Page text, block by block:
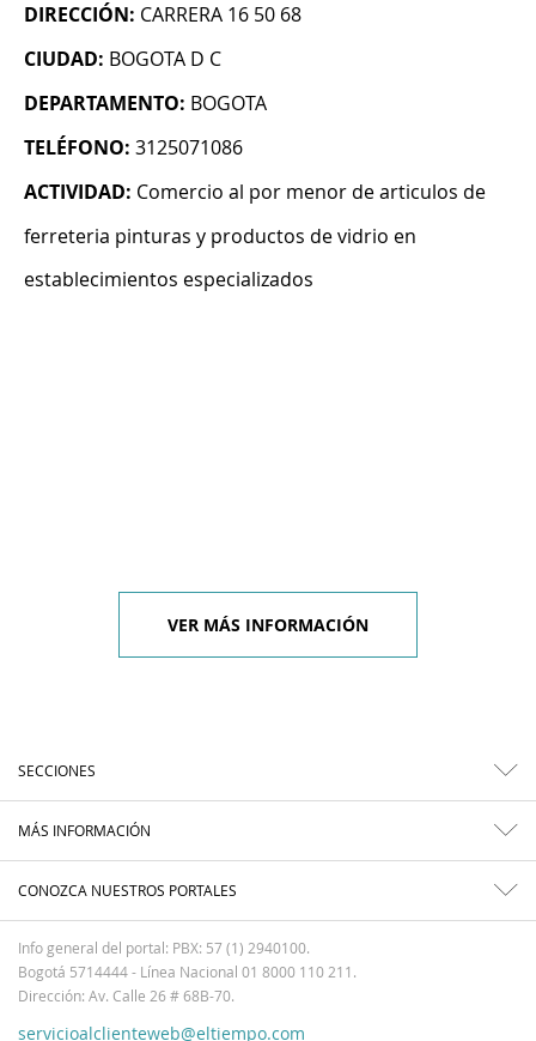
DIRECCIÓN: CARRERA 16 50 68
CIUDAD: BOGOTA D C
DEPARTAMENTO: BOGOTA
TELÉFONO: 3125071086
ACTIVIDAD: Comercio al por menor de articulos de
ferreteria pinturas y productos de vidrio en
establecimientos especializados
VER MÁS INFORMACIÓN
SECCIONES
MÁS INFORMACIÓN
CONOZCA NUESTROS PORTALES
Info general del portal: PBX: 57 (1) 2940100.
Bogotá 5714444 - Línea Nacional 01 8000 110 211.
Dirección: Av. Calle 26 # 68B-70.
servicioalclienteweb@eltiempo.com